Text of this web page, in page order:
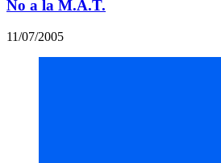
No a la M.A.T.
11/07/2005